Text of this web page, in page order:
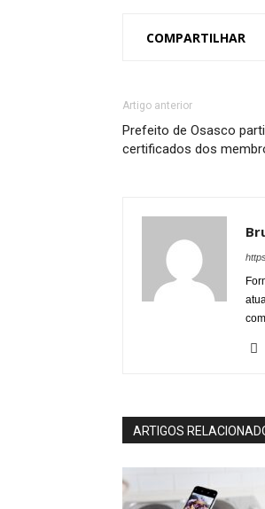
COMPARTILHAR
Artigo anterior
Prefeito de Osasco
certificados dos
ARTIGOS